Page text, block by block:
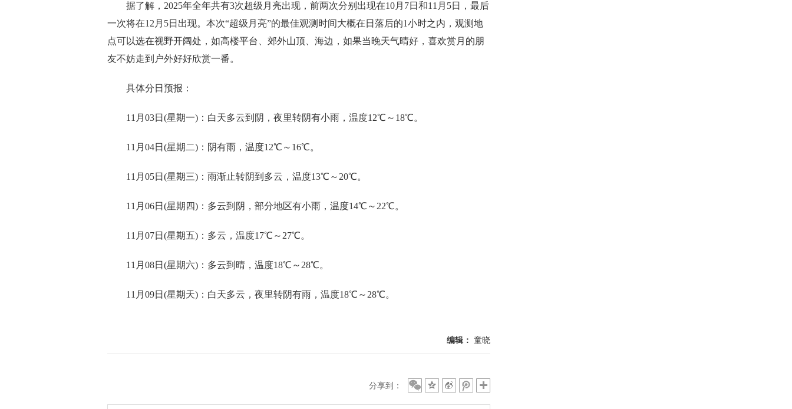
据了解，2025年全年共有3次超级月亮出现，前两次分别出现在10月7日和11月5日，最后
一次将在12月5日出现。本次“超级月亮”的最佳观测时间大概在日落后的1小时之内，观测地
点可以选在视野开阔处，如高楼平台、郊外山顶、海边，如果当晚天气晴好，喜欢赏月的朋
友不妨走到户外好好欣赏一番。
具体分日预报：
11月03日(星期一)：白天多云到阴，夜里转阴有小雨，温度12℃～18℃。
11月04日(星期二)：阴有雨，温度12℃～16℃。
11月05日(星期三)：雨渐止转阴到多云，温度13℃～20℃。
11月06日(星期四)：多云到阴，部分地区有小雨，温度14℃～22℃。
11月07日(星期五)：多云，温度17℃～27℃。
11月08日(星期六)：多云到晴，温度18℃～28℃。
11月09日(星期天)：白天多云，夜里转阴有雨，温度18℃～28℃。
编辑： 童晓
分享到：